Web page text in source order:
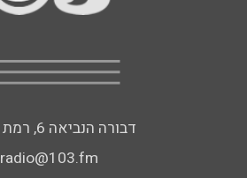
דבורה הנביאה 6, רמת השרון
radio@103.fm